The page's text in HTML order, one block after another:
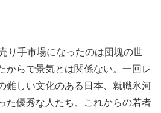
り手市場になったのは団塊の世
からで景気とは関係ない。一回レ
難しい文化のある日本、就職氷河
た優秀な人たち、これからの若者